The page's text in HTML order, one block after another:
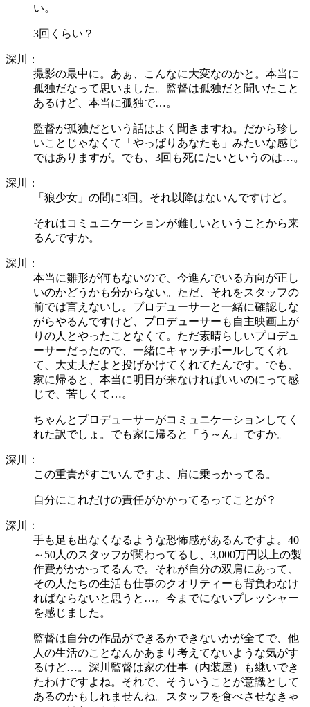
い。
3回くらい？
深川：
撮影の最中に。あぁ、こんなに大変なのかと。本当に
孤独だなって思いました。監督は孤独だと聞いたこと
あるけど、本当に孤独で…。
監督が孤独だという話はよく聞きますね。だから珍し
いことじゃなくて「やっぱりあなたも」みたいな感じ
ではありますが。でも、3回も死にたいというのは…。
深川：
「狼少女」の間に3回。それ以降はないんですけど。
それはコミュニケーションが難しいということから来
るんですか。
深川：
本当に雛形が何もないので、今進んでいる方向が正し
いのかどうかも分からない。ただ、それをスタッフの
前では言えないし。プロデューサーと一緒に確認しな
がらやるんですけど、プロデューサーも自主映画上が
りの人とやったことなくて。ただ素晴らしいプロデュ
ーサーだったので、一緒にキャッチボールしてくれ
て、大丈夫だよと投げかけてくれてたんです。でも、
家に帰ると、本当に明日が来なければいいのにって感
じで、苦しくて…。
ちゃんとプロデューサーがコミュニケーションしてく
れた訳でしょ。でも家に帰ると「う～ん」ですか。
深川：
この重責がすごいんですよ、肩に乗っかってる。
自分にこれだけの責任がかかってるってことが？
深川：
手も足も出なくなるような恐怖感があるんですよ。40
～50人のスタッフが関わってるし、3,000万円以上の製
作費がかかってるんで。それが自分の双肩にあって、
その人たちの生活も仕事のクオリティーも背負わなけ
ればならないと思うと…。今までにないプレッシャー
を感じました。
監督は自分の作品ができるかできないかが全てで、他
人の生活のことなんかあまり考えてないような気がす
るけど…。深川監督は家の仕事（内装屋）も継いでき
たわけですよね。それで、そういうことが意識として
あるのかもしれませんね。スタッフを食べさせなきゃ